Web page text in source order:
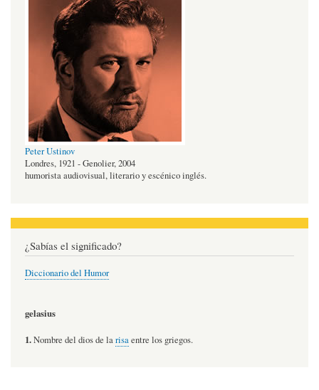
Peter Ustinov
Londres, 1921 - Genolier, 2004
humorista audiovisual, literario y escénico inglés.
¿Sabías el significado?
Diccionario del Humor
gelasius
1.Nombre del dios de larisaentre los griegos.